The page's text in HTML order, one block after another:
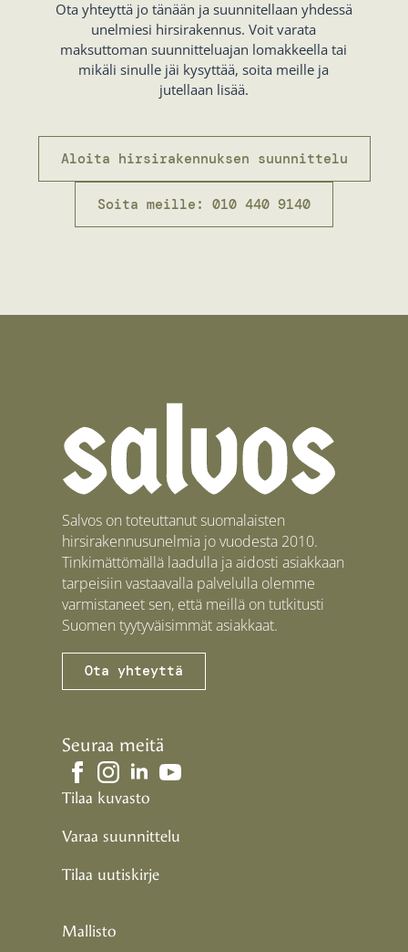
Ota yhteyttä jo tänään ja suunnitellaan yhdessä
unelmiesi hirsirakennus. Voit varata
maksuttoman suunnitteluajan lomakkeella tai
mikäli sinulle jäi kysyttää, soita meille ja
jutellaan lisää.
Aloita hirsirakennuksen suunnittelu
Soita meille: 010 440 9140
Salvos on toteuttanut suomalaisten
hirsirakennusunelmia jo vuodesta 2010.
Tinkimättömällä laadulla ja aidosti asiakkaan
tarpeisiin vastaavalla palvelulla olemme
varmistaneet sen, että meillä on tutkitusti
Suomen tyytyväisimmät asiakkaat.
Ota yhteyttä
Seuraa meitä
Tilaa kuvasto
Varaa suunnittelu
Tilaa uutiskirje
Mallisto